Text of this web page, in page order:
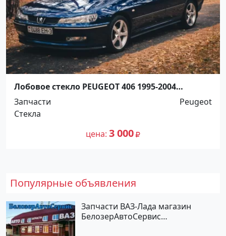
Лобовое стекло PEUGEOT 406 1995-2004
Краснодар
Запчасти
Peugeot
Стекла
цена 3 000
Популярные объявления
Запчасти ВАЗ-Лада магазин
БелозерАвтоСервис